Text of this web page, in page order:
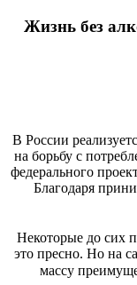
Жизнь без
В России
на борьбу с
федерального
Благодаря
Некоторые до сих
это пресно. Но на
массу